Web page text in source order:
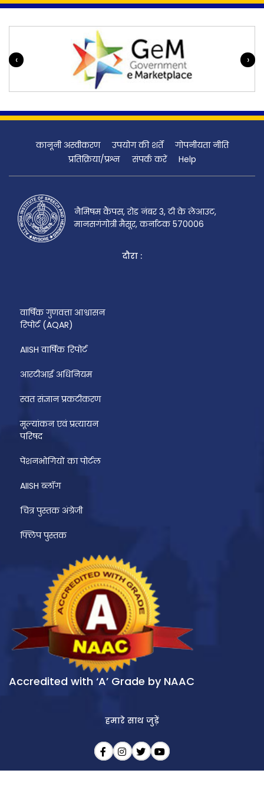
‹ ›
कानूनी अस्वीकरण उपयोग की शर्तें
गोपनीयता नीति
प्रतिक्रिया/प्रश्न
संपर्क करें Help
नैमिषम कैंपस, रोड नंबर 3, टी के लेआउट,
मानसगंगोत्री मैसूर, कर्नाटक 570006
दौरा :
वार्षिक गुणवत्ता आश्वासन
रिपोर्ट (AQAR)
AIISH वार्षिक रिपोर्ट
आरटीआई अधिनियम
स्वत संज्ञान प्रकटीकरण
मूल्यांकन एवं प्रत्यायन
परिषद
पेंशनभोगियों का पोर्टल
AIISH ब्लॉग
चित्र पुस्तक अंग्रेजी
फ्लिप पुस्तक
Accredited with ‘A’ Grade by NAAC
हमारे साथ जुड़ें